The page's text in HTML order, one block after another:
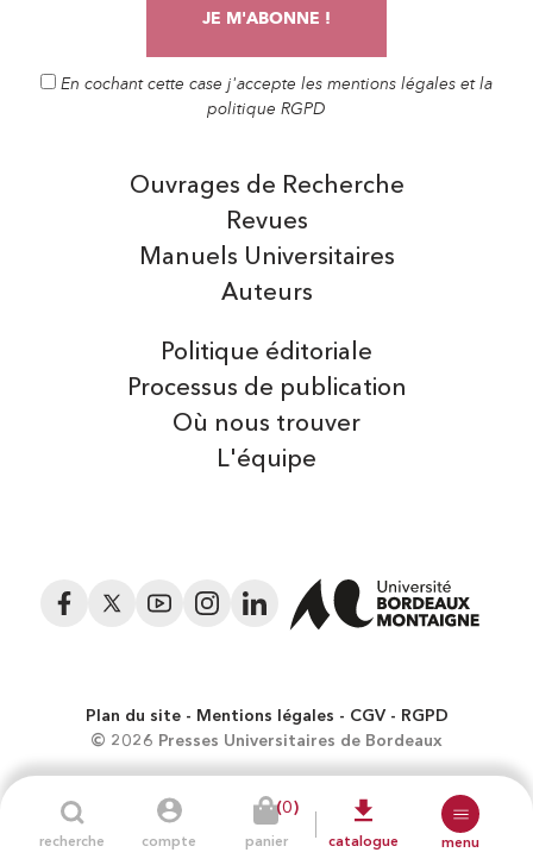
recherche compte
(0)
panier catalogue menu
En cochant cette case j'accepte les mentions légales et la
politique RGPD
Auteurs
Manuels Universitaires
Ouvrages de Recherche
Revues
Politique éditoriale
Processus de publication
Où nous trouver
L'équipe
Facebook
Twitter YouTubeInstagramLinkedIn
Plan du site Mentions légales CGV
RGPD
© 2026 Presses Universitaires de Bordeaux